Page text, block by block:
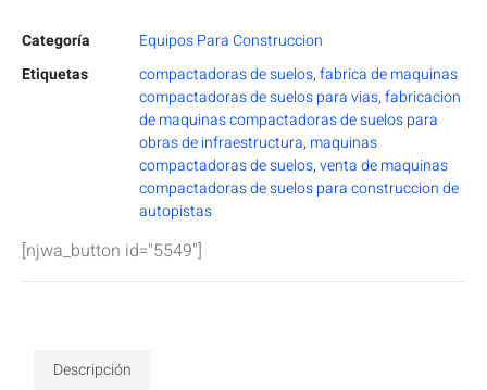
Categoría
Equipos Para Construccion
Etiquetas
compactadoras de suelos,fabrica de maquinas
compactadoras de suelos para vias,fabricacion
de maquinas compactadoras de suelos para
obras de infraestructura, maquinas
compactadoras de suelos,venta de maquinas
compactadoras de suelos para construccion de
autopistas
[njwa_button id="5549"]
Descripción